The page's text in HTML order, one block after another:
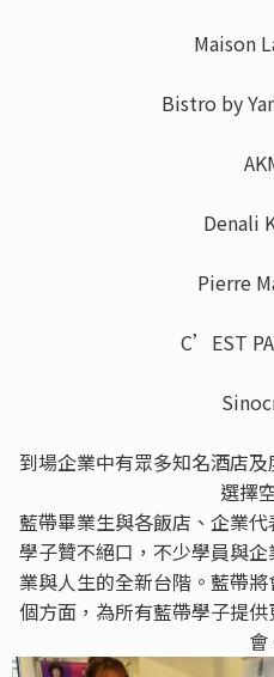
Maison
Bistro by
Denali
Pierre
C’EST
到場企業中有眾多知名酒店
選擇
藍帶畢業生與各飯店、企業
學子贊不絕口，不少學員與
業與人生的全新台階。藍帶
個方面，為所有藍帶學子提
會